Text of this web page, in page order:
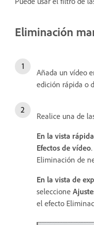
Eliminación
Añada un vídeo
edición rápida o
Realice una de
En la vista
Efectos de vídeo
Eliminación de
En la vista de
seleccione
el efecto